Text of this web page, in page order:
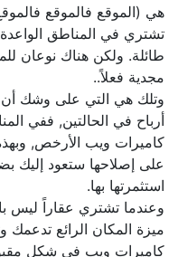
هي (الموقع فالموقع
تشتري في المناطق
طائلة. ولكن هناك نوعان
مجدية فعلاً..
وتلك هي التي على وشك أن
أرباح في الحالتين, ففي
كاميرات ويب الأرخص,
على إصلاحها ستعود إليك
استثمرتها بها.
وعندما تشتري عقاراً ليس
ميزة المكان الرائع تدعمك
كاميرات ويب في شكل